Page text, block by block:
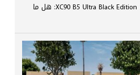
تجربة فولفو XC90 B5 Ultra Black Edition 2026: هل ما